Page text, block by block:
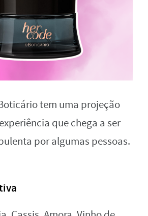
tem uma projeção
que chega a ser
por algumas pessoas.